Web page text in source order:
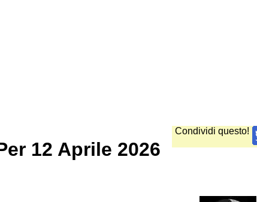
Condividi questo!
12 Aprile 2026